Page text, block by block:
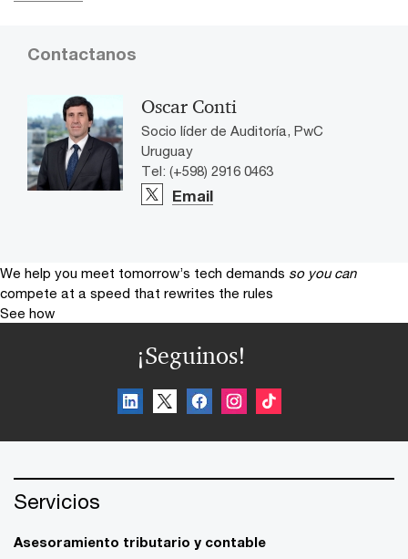
Contactanos
Oscar Conti
Socio líder de Auditoría, PwC
Uruguay
Tel: (+598) 2916 0463
Email
We help you meet tomorrow’s tech demands so you can
compete at a speed that rewrites the rules
See how
¡Seguinos!
Servicios
Asesoramiento tributario y contable